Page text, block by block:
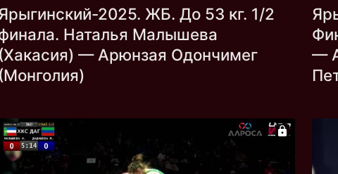
Ярыгинский-2025. ЖБ. До 53 кг. 1/2
Наталья Малышева
(Хакасия) — Арюнзая Одончимег
(Монголия)
—